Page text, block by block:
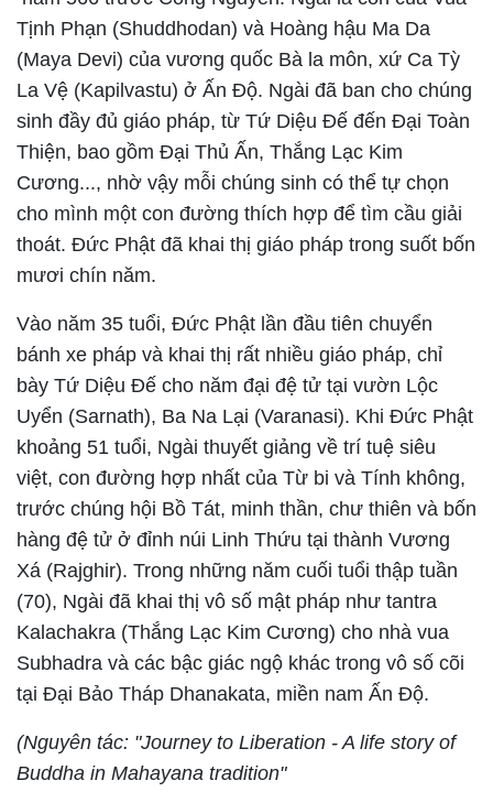
Tịnh Phạn (Shuddhodan) và Hoàng hậu Ma Da
(Maya Devi) của vương quốc Bà la môn, xứ Ca Tỳ
La Vệ (Kapilvastu) ở Ấn Độ. Ngài đã ban cho chúng
sinh đầy đủ giáo pháp, từ Tứ Diệu Đế đến Đại Toàn
Thiện, bao gồm Đại Thủ Ấn, Thắng Lạc Kim
Cương..., nhờ vậy mỗi chúng sinh có thể tự chọn
cho mình một con đường thích hợp để tìm cầu giải
thoát. Đức Phật đã khai thị giáo pháp trong suốt bốn
mươi chín năm.
Vào năm 35 tuổi, Đức Phật lần đầu tiên chuyển
bánh xe pháp và khai thị rất nhiều giáo pháp, chỉ
bày Tứ Diệu Đế cho năm đại đệ tử tại vườn Lộc
Uyển (Sarnath), Ba Na Lại (Varanasi). Khi Đức Phật
khoảng 51 tuổi, Ngài thuyết giảng về trí tuệ siêu
việt, con đường hợp nhất của Từ bi và Tính không,
trước chúng hội Bồ Tát, minh thần, chư thiên và bốn
hàng đệ tử ở đỉnh núi Linh Thứu tại thành Vương
Xá (Rajghir). Trong những năm cuối tuổi thập tuần
(70), Ngài đã khai thị vô số mật pháp như tantra
Kalachakra (Thắng Lạc Kim Cương) cho nhà vua
Subhadra và các bậc giác ngộ khác trong vô số cõi
tại Đại Bảo Tháp Dhanakata, miền nam Ấn Độ.
(Nguyên tác: "Journey to Liberation - A life story of
Buddha in Mahayana tradition"